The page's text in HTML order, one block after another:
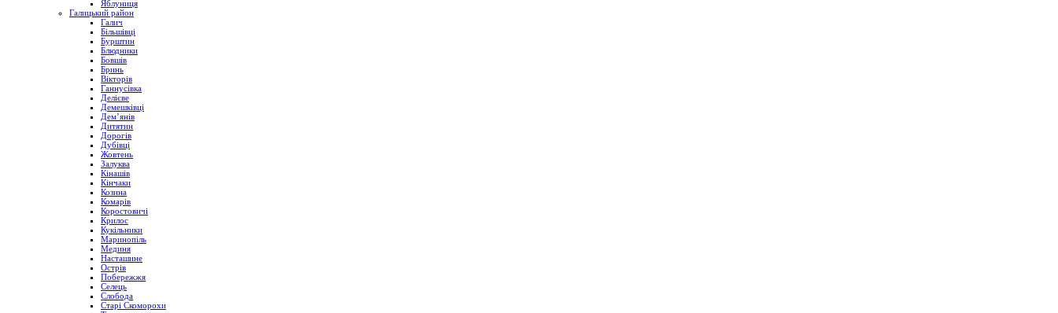
Яблуниця
Галицький район
Галич
Більшівці
Бурштин
Блюдники
Бовшів
Бринь
Вікторів
Ганнусівка
Делієве
Демешківці
Дем’янів
Дитятин
Дорогів
Дубівці
Жовтень
Залуква
Кінашів
Кінчаки
Козина
Комарів
Коростовичі
Крилос
Кукільники
Маринопіль
Мединя
Насташине
Острів
Побережжя
Селець
Слобода
Старі Скоморохи